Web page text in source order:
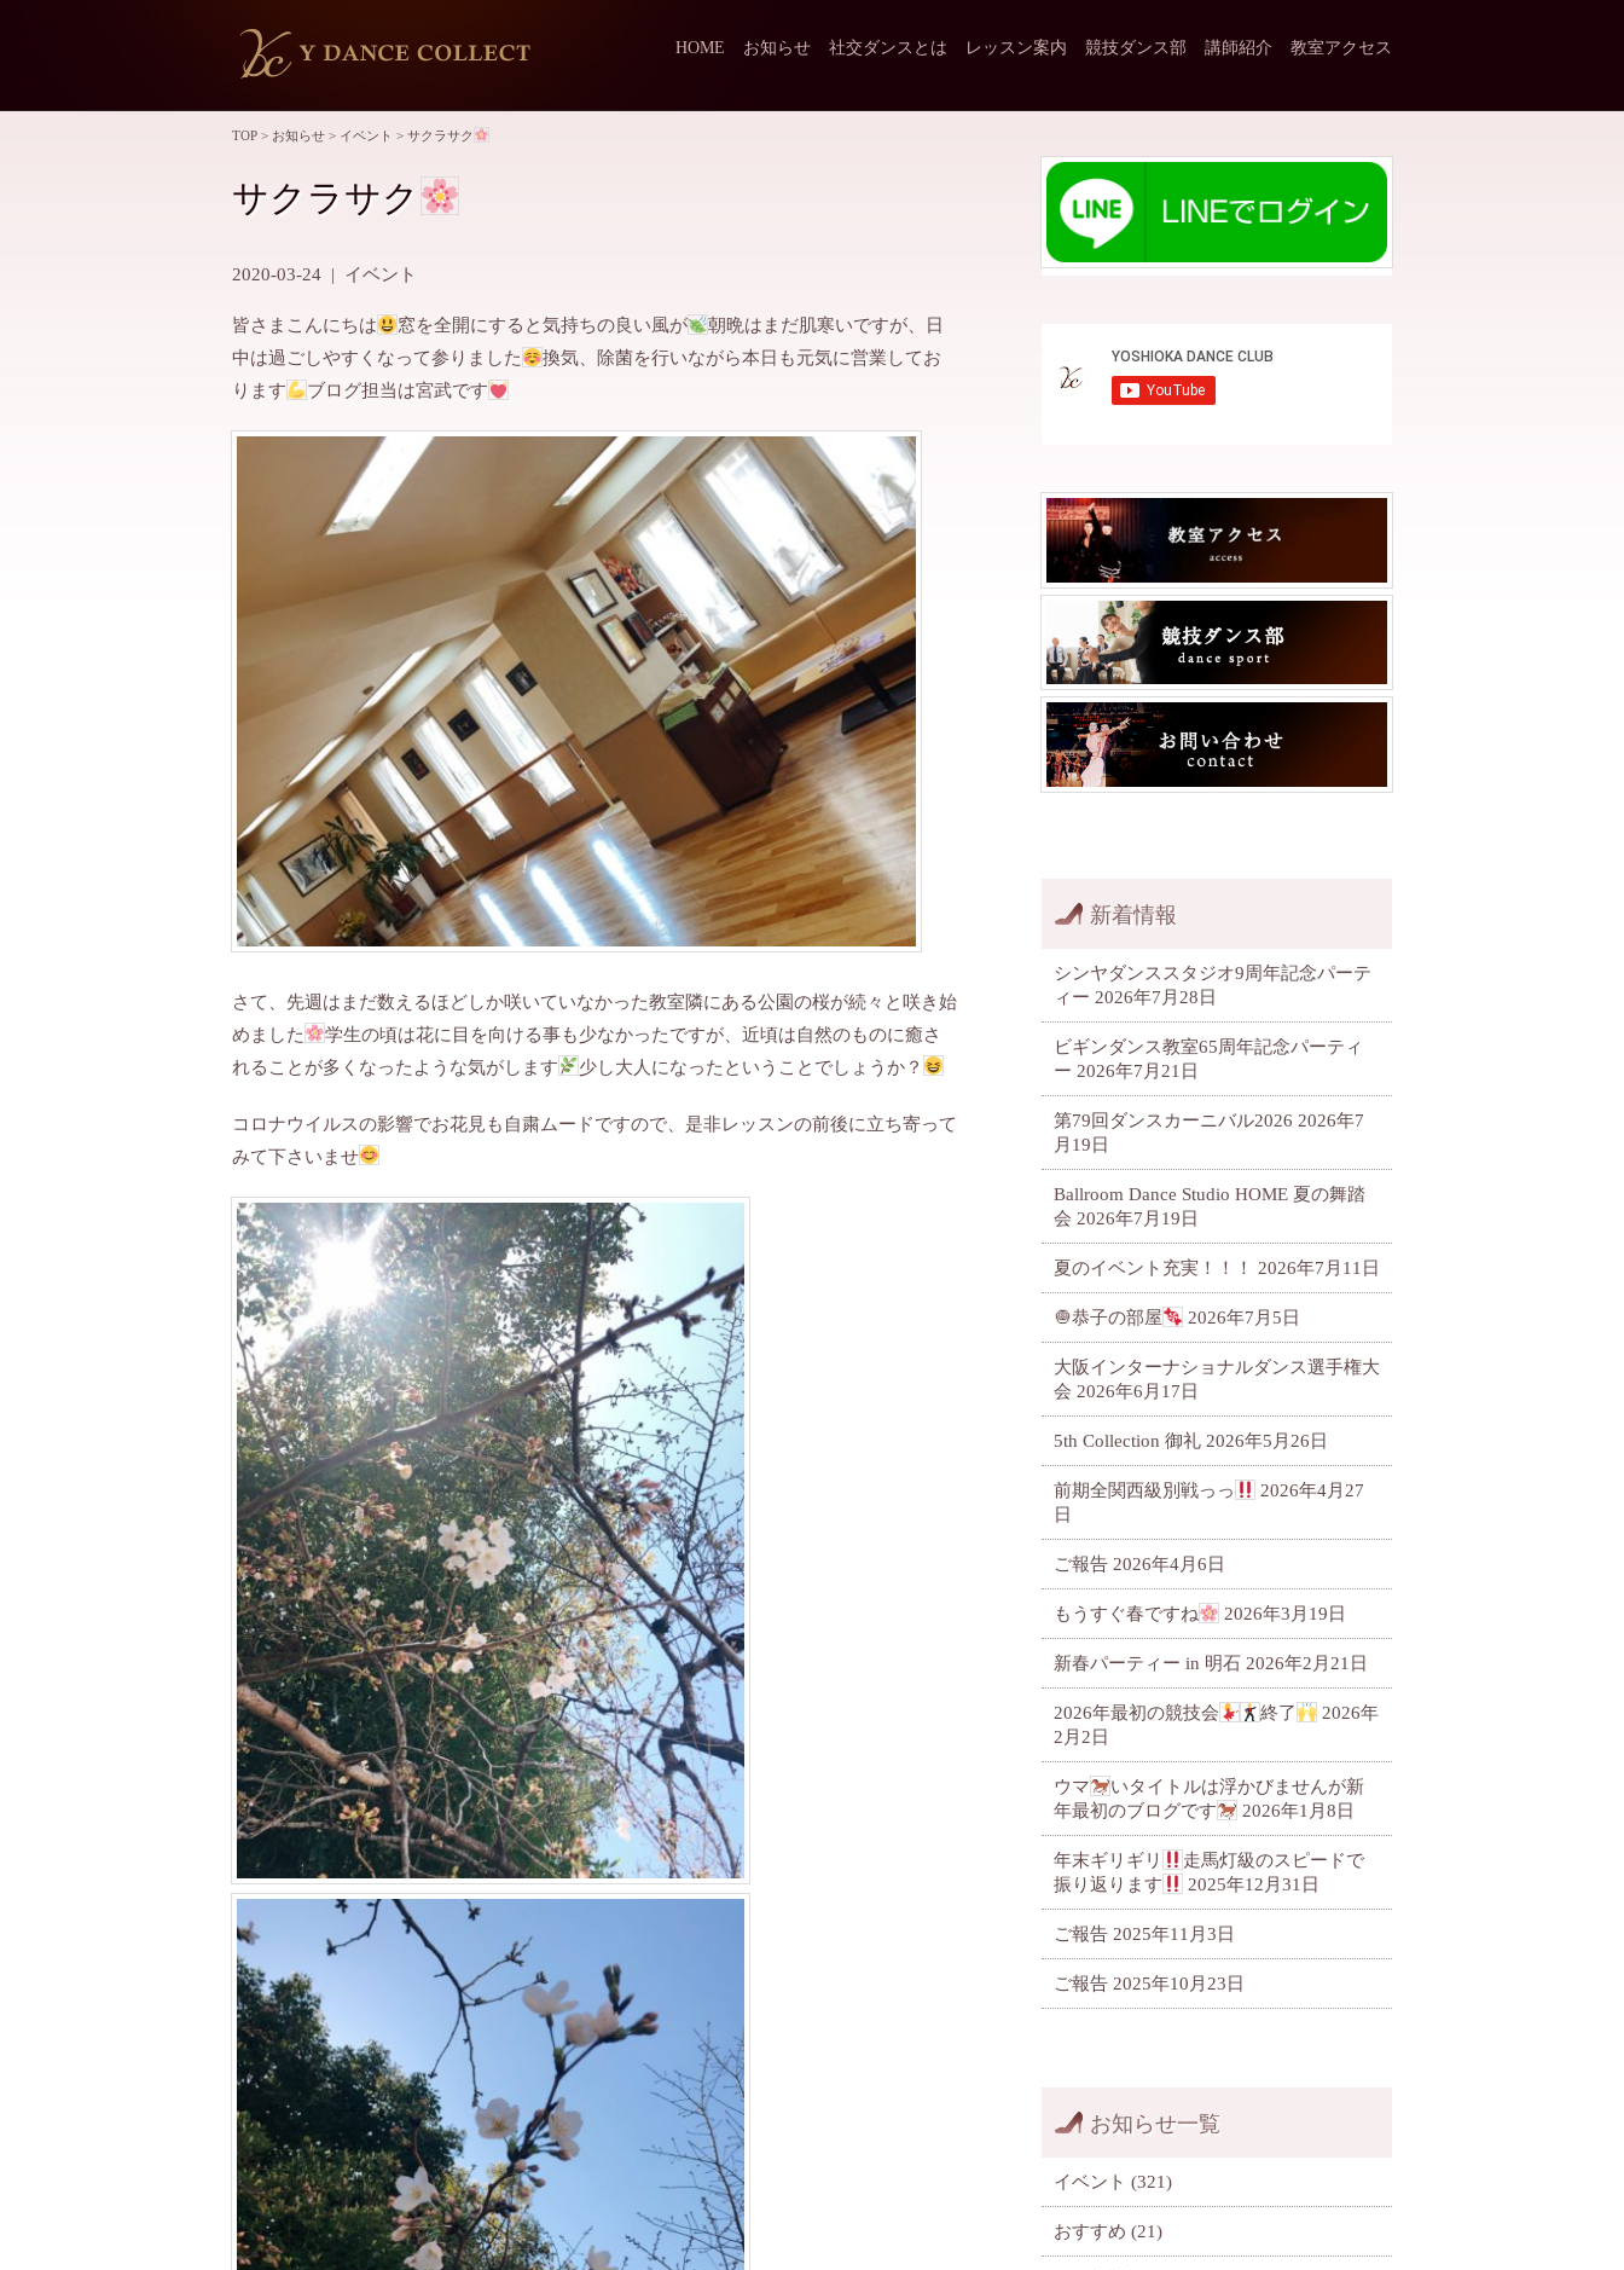
HOME お知らせ 社交ダンスとは レッスン案内 競技ダンス部 講師紹介 教室アクセス
TOP > お知らせ > イベント > サクラサク
サクラサク
2020-03-24 | イベント
皆さまこんにちは 窓を全開にすると気持ちの良い風が
朝晩はまだ肌寒いですが、日
中は過ごしやすくなって参りました
換気、除菌を行いながら本日も元気に営業してお
ります
ブログ担当は宮武です
さて、先週はまだ数えるほどしか咲いていなかった教室隣にある公園の桜が続々と咲き始
めました
学生の頃は花に目を向ける事も少なかったですが、近頃は自然のものに癒さ
れることが多くなったような気がします
少し大人になったということでしょうか？
コロナウイルスの影響でお花見も自粛ムードですので、是非レッスンの前後に立ち寄って
みて下さいませ
新着情報
シンヤダンススタジオ9周年記念パーテ
ィー 2026年7月28日
ビギンダンス教室65周年記念パーティ
ー 2026年7月21日
第79回ダンスカーニバル2026 2026年7
月19日
Ballroom Dance Studio HOME 夏の舞踏
会 2026年7月19日
夏のイベント充実！！！ 2026年7月11日
🧅恭子の部屋 2026年7月5日
大阪インターナショナルダンス選手権大
会 2026年6月17日
5th Collection 御礼 2026年5月26日
前期全関西級別戦っっ
2026年4月27
日
ご報告 2026年4月6日
もうすぐ春ですね 2026年3月19日
新春パーティー in 明石 2026年2月21日
2026年最初の競技会 終了
2026年
2月2日
ウマ
いタイトルは浮かびませんが新
年最初のブログです
2026年1月8日
年末ギリギリ
走馬灯級のスピードで
振り返ります
2025年12月31日
ご報告 2025年11月3日
ご報告 2025年10月23日
お知らせ一覧
イベント (321)
おすすめ (21)